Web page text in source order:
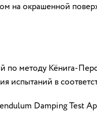
на окрашенной
по методу Кёнига-
испытаний в
Damping Test